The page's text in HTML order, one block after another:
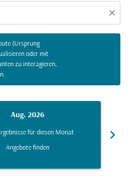
close
(Ursprung
oder mit
zu interagieren,
Aug. 2026
für diesen Monat
Angebote finden
chevron_right